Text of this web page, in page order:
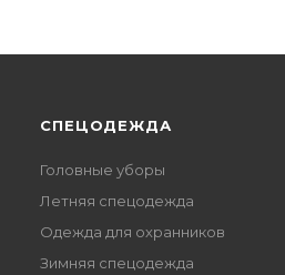
СПЕЦОДЕЖДА
Головные уборы
Летняя спецодежда
Одежда для охранников
Зимняя спецодежда